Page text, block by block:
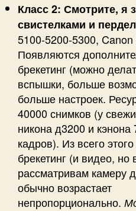
Класс 2: Смотрите, я
свистелками и
5100-5200-5300,
Появляются
брекетинг (можно
вспышки, больше
больше настроек.
40000 снимков (у
никона д3200 и
кадров). Из всего
брекетинг (и видео,
рассматривам камеру
обычно возрастает
непропорционально.